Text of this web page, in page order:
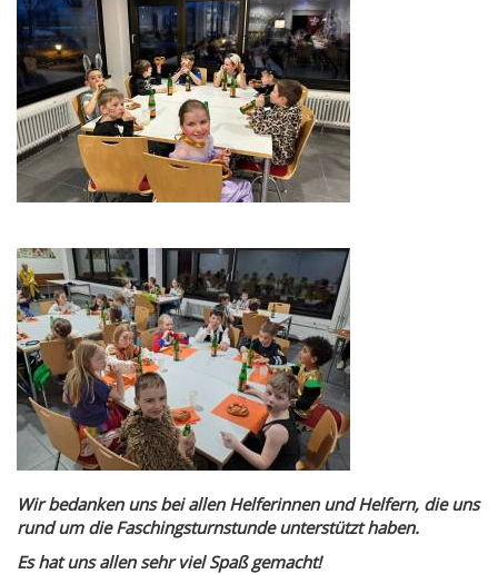
Wir bedanken uns bei allen Helferinnen und Helfern, die uns
rund um die Faschingsturnstunde unterstützt haben.
Es hat uns allen sehr viel Spaß gemacht!